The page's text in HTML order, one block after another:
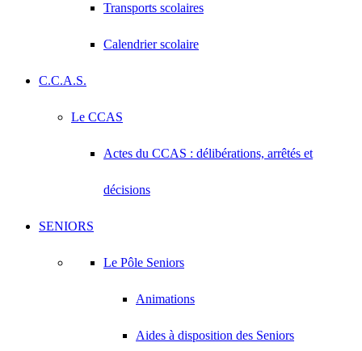
Transports scolaires
Calendrier scolaire
C.C.A.S.
Le CCAS
Actes du CCAS : délibérations, arrêtés et
décisions
SENIORS
Le Pôle Seniors
Animations
Aides à disposition des Seniors